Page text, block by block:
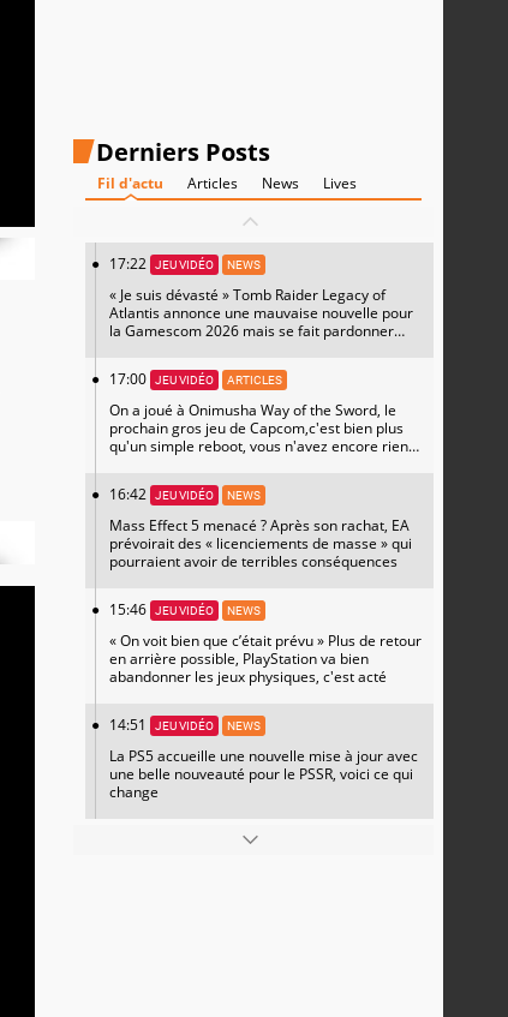
Derniers Posts
Fil d'actu Articles News Lives
17:22 JEU VIDÉO NEWS
« Je suis dévasté » Tomb Raider Legacy of
Atlantis annonce une mauvaise nouvelle pour
la Gamescom 2026 mais se fait pardonner
17:00
JEU VIDÉO ARTICLES
On a joué à Onimusha Way of the Sword, le
prochain gros jeu de Capcom,c'est bien plus
qu'un simple reboot, vous n'avez encore rien
16:42
JEU VIDÉO NEWS
Mass Effect 5 menacé ? Après son rachat, EA
prévoirait des « licenciements de masse » qui
pourraient avoir de terribles conséquences
15:46 JEU VIDÉO NEWS
« On voit bien que c’était prévu » Plus de retour
en arrière possible, PlayStation va bien
abandonner les jeux physiques, c'est acté
14:51 JEU VIDÉO NEWS
La PS5 accueille une nouvelle mise à jour avec
une belle nouveauté pour le PSSR, voici ce qui
change